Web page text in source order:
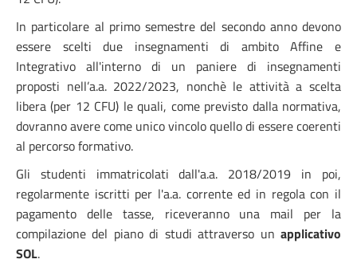
In particolare al primo semestre del secondo anno devono
essere scelti due insegnamenti di ambito Affine e
Integrativo all'interno di un paniere di insegnamenti
proposti nell’a.a. 2022/2023, nonchè le attività a scelta
libera (per 12 CFU) le quali, come previsto dalla normativa,
dovranno avere come unico vincolo quello di essere coerenti
al percorso formativo.
Gli studenti immatricolati dall'a.a. 2018/2019 in poi,
regolarmente iscritti per l'a.a. corrente ed in regola con il
pagamento delle tasse, riceveranno una mail per la
compilazione del piano di studi attraverso un applicativo
SOL.